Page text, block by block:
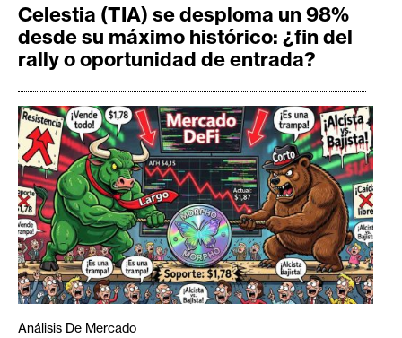
Celestia (TIA) se desploma un 98%
desde su máximo histórico: ¿fin del
rally o oportunidad de entrada?
Análisis De Mercado